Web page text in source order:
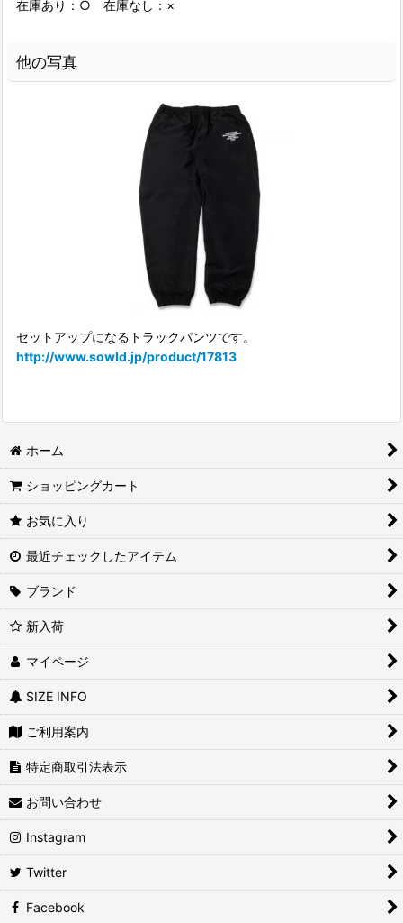
在庫あり：○ 在庫なし：×
他の写真
セットアップになるトラックパンツです。
http://www.sowld.jp/product/17813
ホーム
ショッピングカート
お気に入り
最近チェックしたアイテム
ブランド
新入荷
マイページ
SIZE INFO
ご利用案内
特定商取引法表示
お問い合わせ
Instagram
Twitter
Facebook